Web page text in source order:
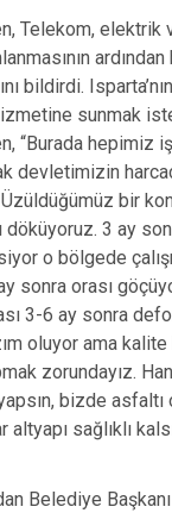
Telekom, elektrik
bildirdi.
sunmak
“Burada hepimiz
devletimizin
bir
döküyoruz. 3 ay
o bölgede
sonra orası
3-6 ay sonra
oluyor ama
zorundayız.
bizde
altyapı sağlıklı
Belediye